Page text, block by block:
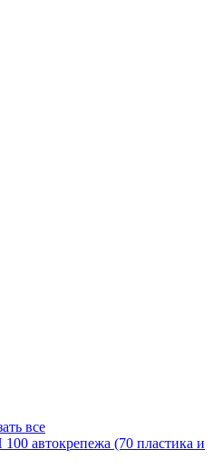
все
автокрепежа (70 пластика и